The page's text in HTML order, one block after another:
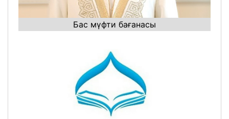
Бас мүфти бағанасы